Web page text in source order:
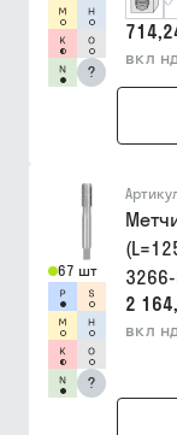
?
вкл
67 шт
?
2
вкл